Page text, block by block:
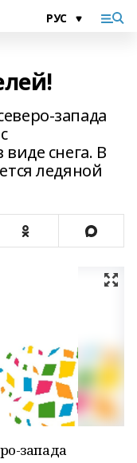
запада
снега. В
ледяной
запада